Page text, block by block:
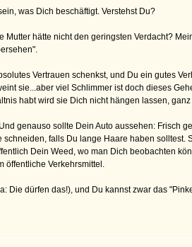
was Dich beschäftigt. Verstehst Du?
hätte nicht den geringsten Verdacht?
Vertrauen schenkst, und Du ein gutes
sie...aber viel Schlimmer ist doch dieses
habt wird sie Dich nicht hängen lassen,
genauso sollte Dein Auto aussehen: Frisch
falls Du lange Haare haben solltest.
Dein Weed, wo man Dich beobachten
öffentliche Verkehrsmittel.
Die dürfen das!), und Du kannst zwar das